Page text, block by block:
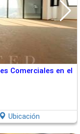
Comerciales en el
Ubicación